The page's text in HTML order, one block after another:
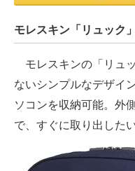
モレスキン「リュック」
モレスキンの「リュ
ないシンプルなデザイ
ソコンを収納可能。外
で、すぐに取り出した